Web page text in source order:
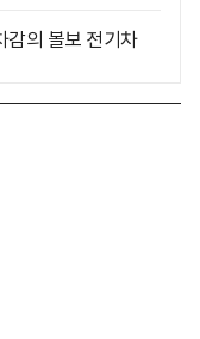
의 볼보 전기차